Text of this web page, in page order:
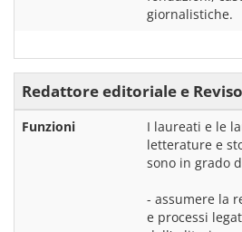
giornalistiche.
Redattore editoriale e
Funzioni
I laureati e le
letterature e
sono in grado
- assumere la
e processi